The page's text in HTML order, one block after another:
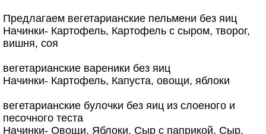
Предлагаeм вегетарианские пельмени без яиц
Начинки- Картофель, Картофель с сыром, творог,
вишня, соя
вегетарианские вареники без яиц
Начинки- Картофель, Капуста, овощи, яблоки
вегетарианские булочки без яиц из слоеного и
песочного теста
Начинки- Овощи, Яблоки, Сыр с паприкой, Сыр,